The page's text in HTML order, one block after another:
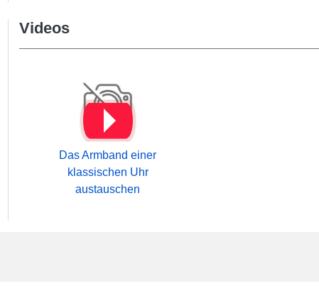
Videos
Das Armband einer
klassischen Uhr
austauschen